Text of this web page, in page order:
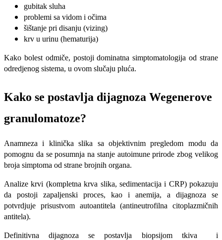
gubitak sluha
problemi sa vidom i očima
šištanje pri disanju (vizing)
krv u urinu (hematurija)
Kako bolest odmiče, postoji dominatna simptomatologija od strane
odredjenog sistema, u ovom slučaju pluća.
Kako se postavlja dijagnoza Wegenerove
granulomatoze?
Anamneza i klinička slika sa objektivnim pregledom modu da
pomognu da se posumnja na stanje autoimune prirode zbog velikog
broja simptoma od strane brojnih organa.
Analize krvi (kompletna krva slika, sedimentacija i CRP) pokazuju
da postoji zapaljenski proces, kao i anemija, a dijagnoza se
potvrdjuje prisustvom autoantitela (antineutrofilna citoplazmičnih
antitela).
Definitivna dijagnoza se postavlja biopsijom tkiva i